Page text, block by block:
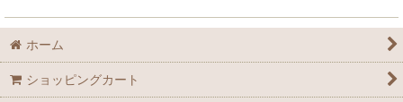
ホーム
ショッピングカート